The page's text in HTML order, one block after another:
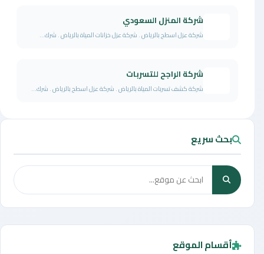
شركة المنزل السعودي
شركة عزل اسطح بالرياض . شركة عزل خزانات المياة بالرياض . شرك...
شركة الراجح للتسربات
شركة كشف تسربات المياة بالرياض . شركة عزل اسطح بالرياض . شرك...
بحث سريع
أقسام الموقع